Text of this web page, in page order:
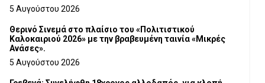
5 Αυγούστου 2026
Θερινό Σινεμά στο πλαίσιο του «Πολιτιστικού
Καλοκαιριού 2026» με την βραβευμένη ταινία «Μικρές
Ανάσες».
5 Αυγούστου 2026